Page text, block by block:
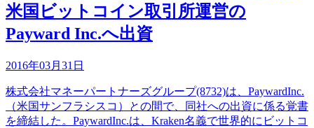
米国ビットコイン取引所運営の
Payward Inc.へ出資
2016年03月31日
株式会社マネーパートナーズグループ(8732)は、PaywardInc.
（米国サンフラシスコ）との間で、同社への出資に係る覚書
を締結した。PaywardInc.は、Kraken名義で世界的にビットコ